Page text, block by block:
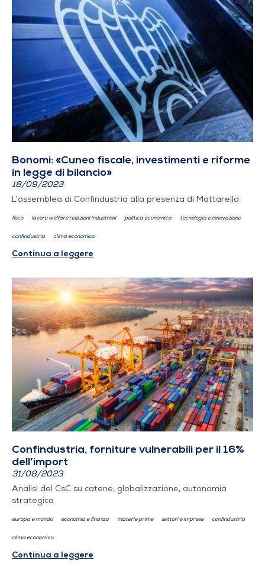
Bonomi: «Cuneo fiscale, investimenti e riforme
in legge di bilancio»
18/09/2023
L'assemblea di Confindustria alla presenza di Mattarella
fisco lavoro welfare relazioni industriali politica economica tecnologia e innovazione
confindustria clima economico
Continua a leggere
Confindustria, forniture vulnerabili per il 16%
dell’import
31/08/2023
Analisi del CsC su catene, globalizzazione, autonomia
strategica
europa e mondo economia e finanza materie prime settori e imprese confindustria
clima economico
Continua a leggere